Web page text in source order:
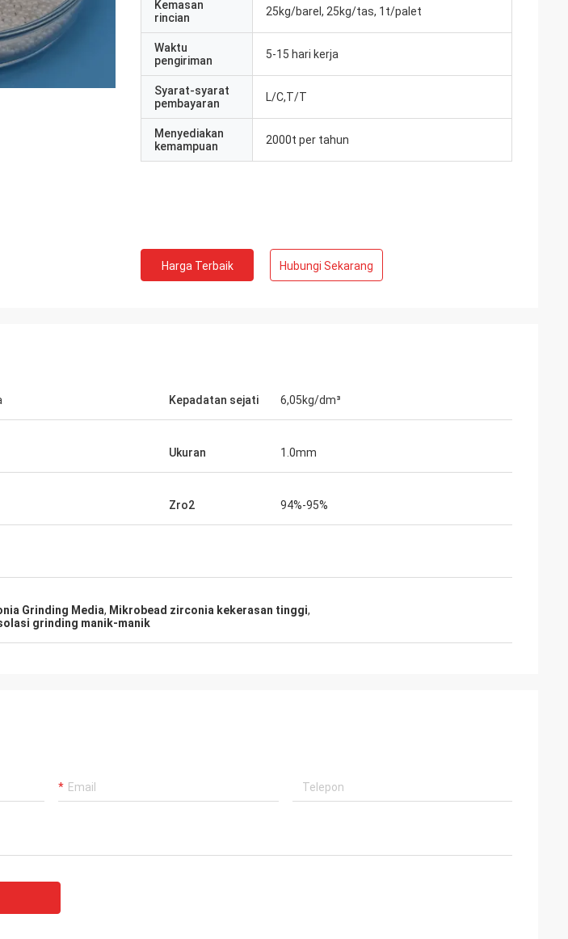
Kemasan
rincian
25kg/barel, 25kg/tas, 1t/palet
Waktu
pengiriman
5-15 hari kerja
Syarat-syarat
pembayaran
L/C,T/T
Menyediakan
kemampuan
2000t per tahun
Harga Terbaik Hubungi Sekarang
Kepadatan sejati 6,05kg/dm³
Ukuran 1.0mm
Zro2 94%-95%
Grinding Media, Mikrobead zirconia kekerasan tinggi,
grinding manik-manik